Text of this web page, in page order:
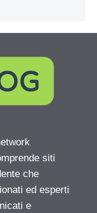
siti
che
ed esperti
e